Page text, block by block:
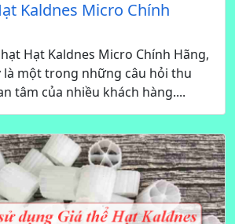
Kaldnes Micro Chính
Hạt Kaldnes Micro Chính Hãng,
là một trong những câu hỏi thu
tâm của nhiều khách hàng....